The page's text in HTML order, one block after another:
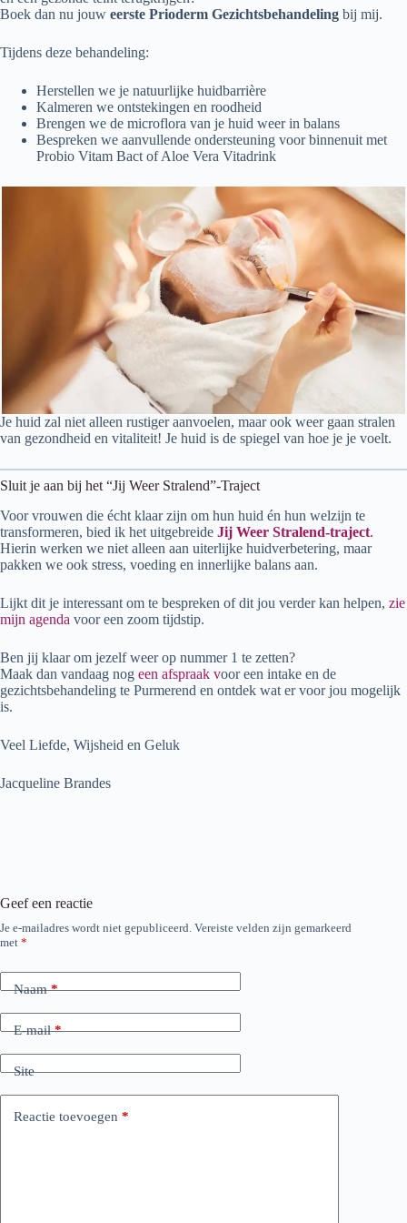
Boek dan nu jouw eerste Prioderm Gezichtsbehandeling bij mij.
Tijdens deze behandeling:
Herstellen we je natuurlijke huidbarrière
Kalmeren we ontstekingen en roodheid
Brengen we de microflora van je huid weer in balans
Bespreken we aanvullende ondersteuning voor binnenuit met
Probio Vitam Bact of Aloe Vera Vitadrink
Je huid zal niet alleen rustiger aanvoelen, maar ook weer gaan stralen
van gezondheid en vitaliteit! Je huid is de spiegel van hoe je je voelt.
Sluit je aan bij het “Jij Weer Stralend”-Traject
Voor vrouwen die écht klaar zijn om hun huid én hun welzijn te
transformeren, bied ik het uitgebreide Jij Weer Stralend-traject.
Hierin werken we niet alleen aan uiterlijke huidverbetering, maar
pakken we ook stress, voeding en innerlijke balans aan.
Lijkt dit je interessant om te bespreken of dit jou verder kan helpen, zie
mijn agenda voor een zoom tijdstip.
Ben jij klaar om jezelf weer op nummer 1 te zetten?
Maak dan vandaag nog een afspraak voor een intake en de
gezichtsbehandeling te Purmerend en ontdek wat er voor jou mogelijk
is.
Veel Liefde, Wijsheid en Geluk
Jacqueline Brandes
Geef een reactie
Je e-mailadres wordt niet gepubliceerd. Vereiste velden zijn gemarkeerd
met *
Naam*
E-mail*
Site
Reactie toevoegen *